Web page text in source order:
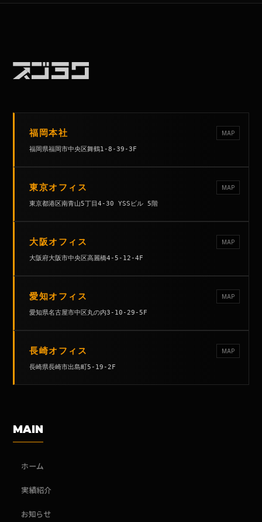
福岡本社 MAP
福岡県福岡市中央区舞鶴1-8-39-3F
東京オフィス MAP
東京都港区南青山5丁目4-30 YSSビル 5階
大阪オフィス MAP
大阪府大阪市中央区高麗橋4-5-12-4F
愛知オフィス MAP
愛知県名古屋市中区丸の内3-10-29-5F
長崎オフィス MAP
長崎県長崎市出島町5-19-2F
MAIN
ホーム
実績紹介
お知らせ